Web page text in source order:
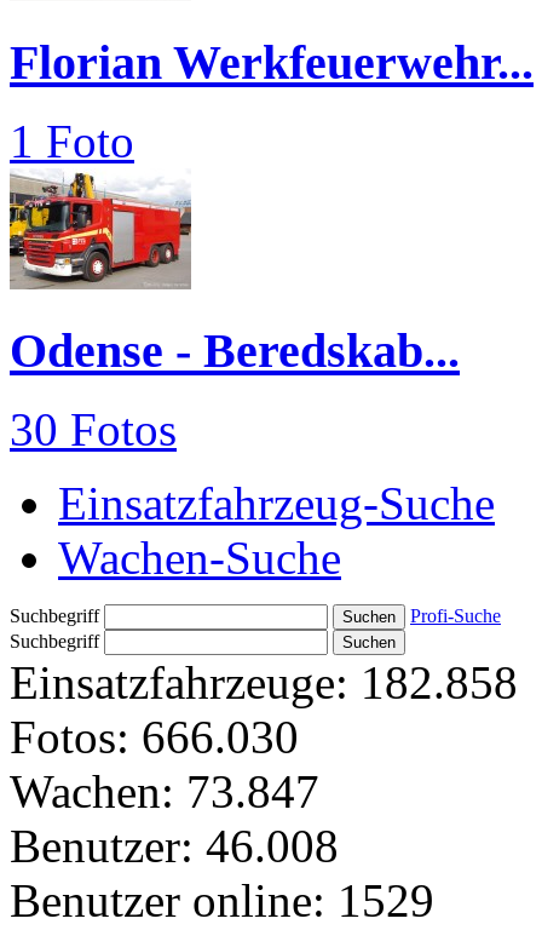
Florian Werkfeuerwehr...
1 Foto
Odense - Beredskab...
30 Fotos
Einsatzfahrzeug-Suche
Wachen-Suche
Suchbegriff
Profi-Suche
Suchbegriff
Einsatzfahrzeuge: 182.858
Fotos: 666.030
Wachen: 73.847
Benutzer: 46.008
Benutzer online: 1529